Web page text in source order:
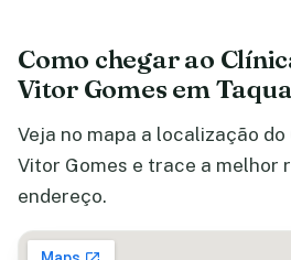
Como chegar ao
Vitor Gomes em
Veja no mapa a localização
Vitor Gomes e trace a melhor
endereço.